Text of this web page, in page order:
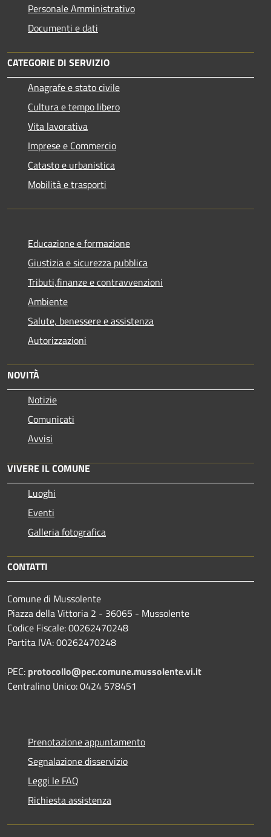
Personale Amministrativo
Documenti e dati
CATEGORIE DI SERVIZIO
Anagrafe e stato civile
Cultura e tempo libero
Vita lavorativa
Imprese e Commercio
Catasto e urbanistica
Mobilità e trasporti
Educazione e formazione
Giustizia e sicurezza pubblica
Tributi,finanze e contravvenzioni
Ambiente
Salute, benessere e assistenza
Autorizzazioni
NOVITÀ
Notizie
Comunicati
Avvisi
VIVERE IL COMUNE
Luoghi
Eventi
Galleria fotografica
CONTATTI
Comune di Mussolente
Piazza della Vittoria 2 - 36065 - Mussolente
Codice Fiscale: 00262470248
Partita IVA: 00262470248
PEC: protocollo@pec.comune.mussolente.vi.it
Centralino Unico: 0424 578451
Prenotazione appuntamento
Segnalazione disservizio
Leggi le FAQ
Richiesta assistenza